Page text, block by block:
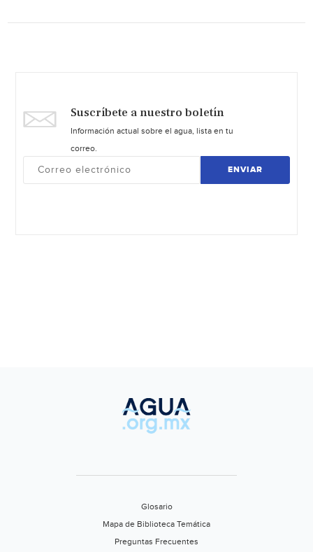
Suscríbete a nuestro boletín
Información actual sobre el agua, lista en tu
correo.
ENVIAR
Glosario
Mapa de Biblioteca Temática
Preguntas Frecuentes